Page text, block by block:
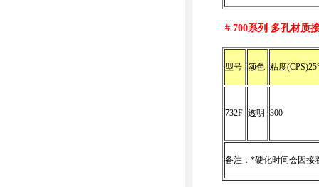
# 700系列 多孔材质
型号 颜色 粘度
732F 透明 300
备注：*硬化时间会因接